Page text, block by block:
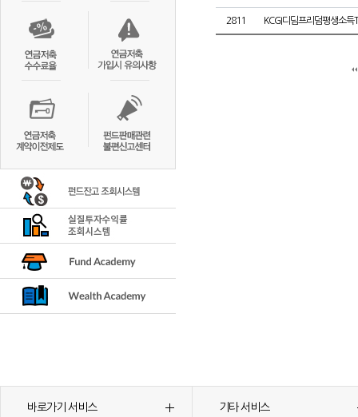
2811 KCGI디딤프리덤평생소
바로가기 서비스 기타 서비스